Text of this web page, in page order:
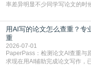
率差异明显不少同学写论文的时
实际情况和大家想的不太一样。
内容本质是按照语义概率拼接
直接引用整段已有内容，所以查
用AI写的论文怎么查重？专
重
2026-07-01
PaperPass：检测论文AI查重与
求现在用AI辅助完成论文写作，